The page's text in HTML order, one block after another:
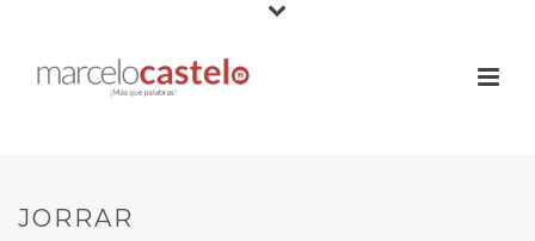
JORRAR